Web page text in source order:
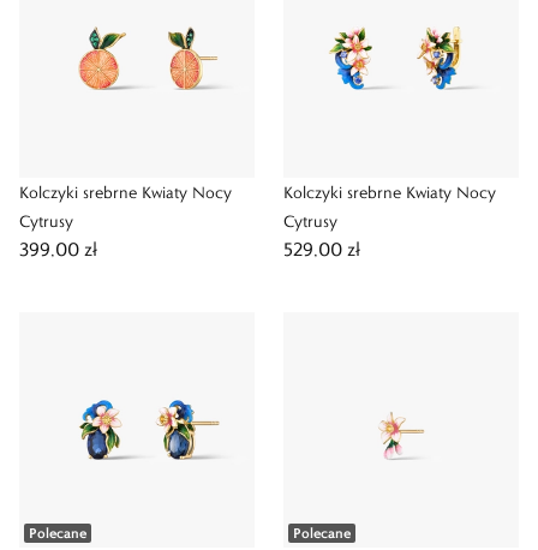
Kolczyki srebrne Kwiaty Nocy
Cytrusy
399,00 zł
Kolczyki srebrne Kwiaty Nocy
Cytrusy
529,00 zł
Polecane Polecane